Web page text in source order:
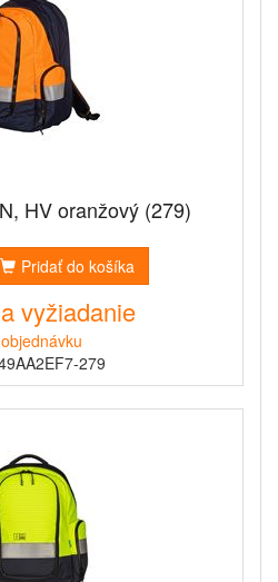
HV oranžový (279)
Pridať do košíka
vyžiadanie
279